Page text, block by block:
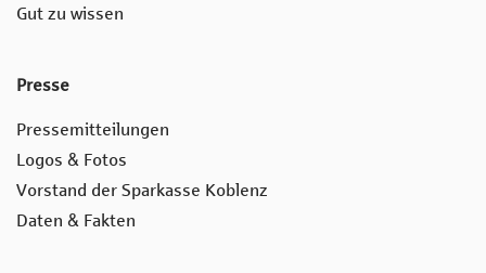
Gut zu wissen
Presse
Pressemitteilungen
Logos & Fotos
Vorstand der Sparkasse Koblenz
Daten & Fakten